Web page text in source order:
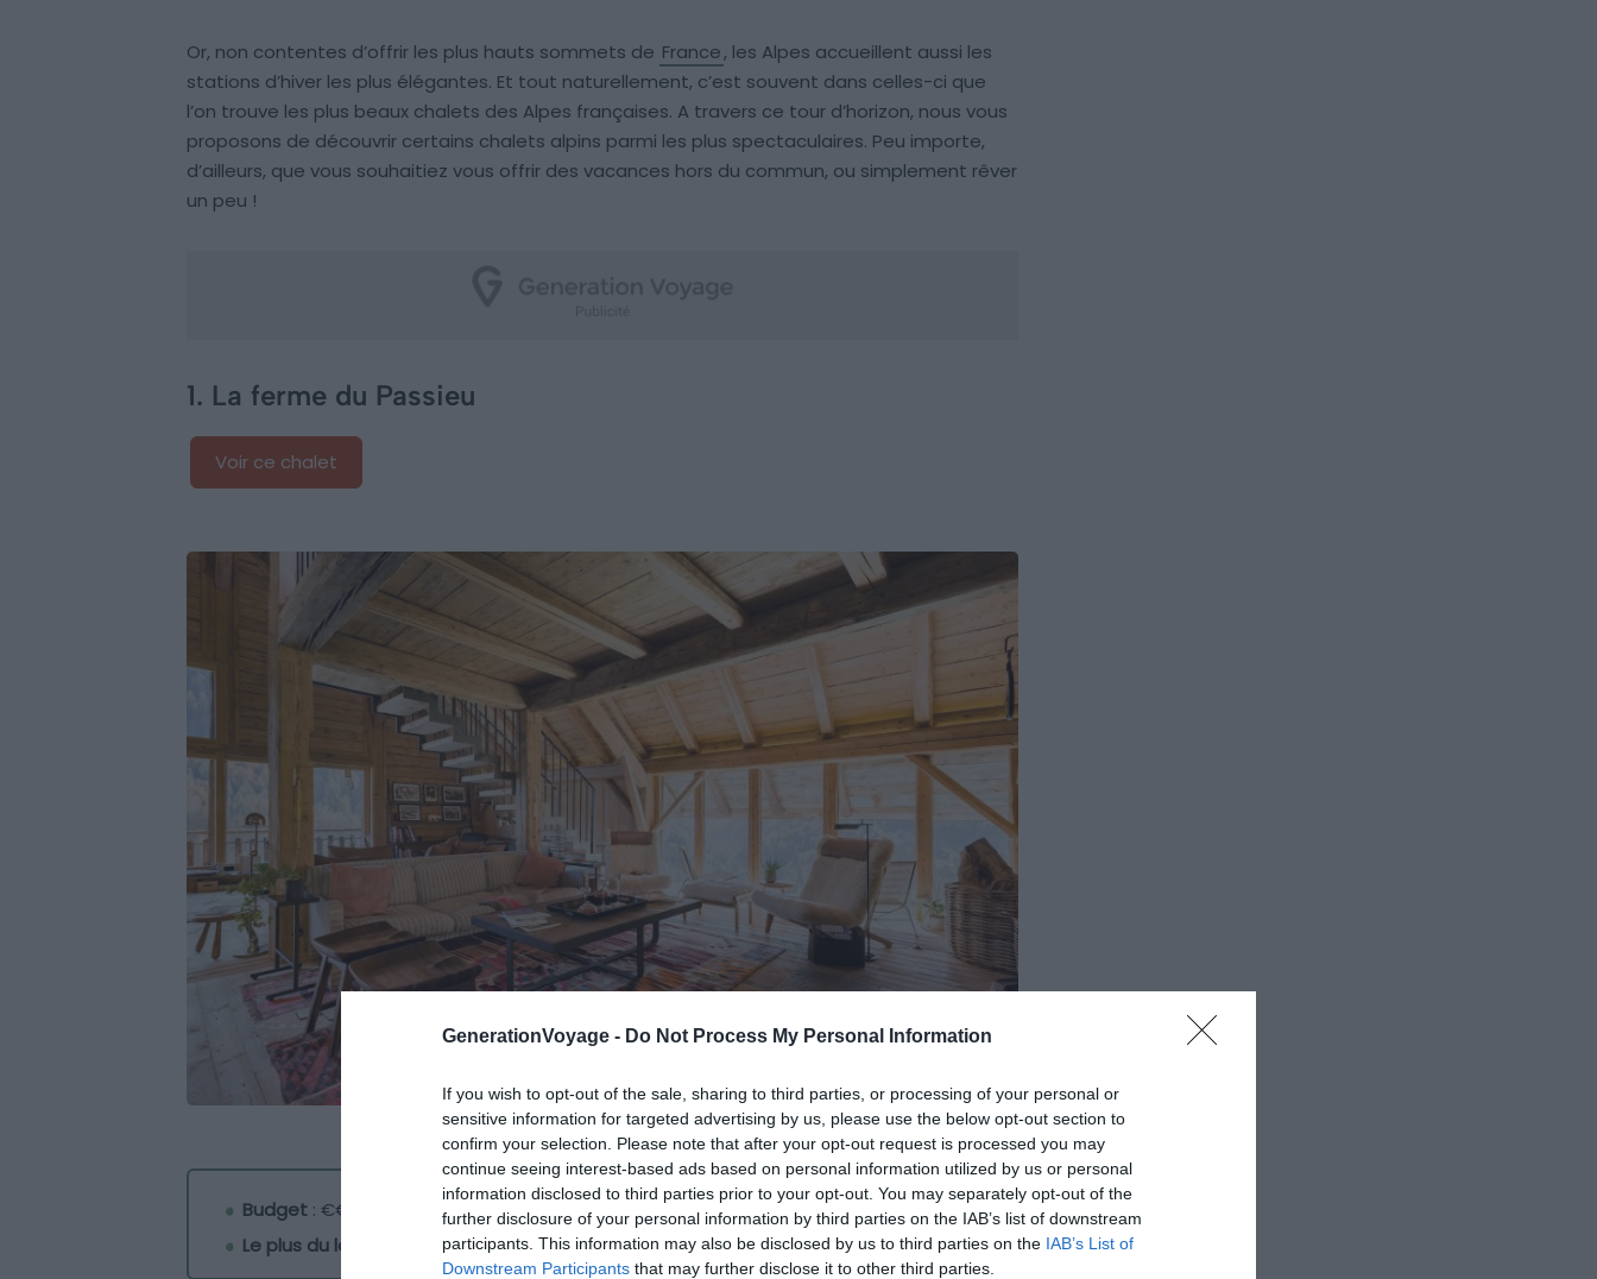
GenerationVoyage - Do Not Process My Personal Information
If you wish to opt-out of the sale, sharing to third parties, or processing of your personal or
sensitive information for targeted advertising by us, please use the below opt-out section to
confirm your selection. Please note that after your opt-out request is processed you may
continue seeing interest-based ads based on personal information utilized by us or personal
information disclosed to third parties prior to your opt-out. You may separately opt-out of the
further disclosure of your personal information by third parties on the IAB’s list of downstream
participants. This information may also be disclosed by us to third parties on the IAB’s List of
Downstream Participants that may further disclose it to other third parties.
Or, non contentes d’offrir les plus hauts sommets de France, les Alpes accueillent aussi les
stations d’hiver les plus élégantes. Et tout naturellement, c’est souvent dans celles-ci que
l’on trouve les plus beaux chalets des Alpes françaises. A travers ce tour d’horizon, nous vous
proposons de découvrir certains chalets alpins parmi les plus spectaculaires. Peu importe,
d’ailleurs, que vous souhaitiez vous offrir des vacances hors du commun, ou simplement rêver
un peu !
1. La ferme du Passieu
Voir ce chalet
Crédit photo :Airbnb
Budget : €€€€€
Le plus du logement
: l’immensité du logement